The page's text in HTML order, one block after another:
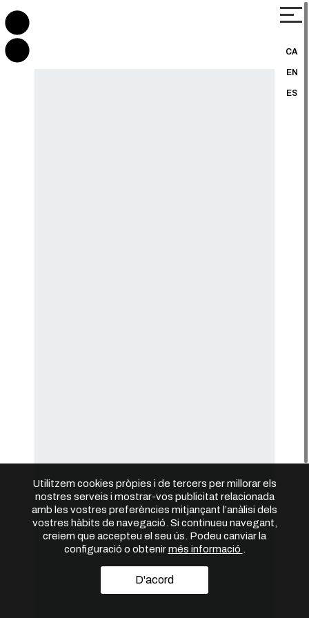
CA
EN
ES
Utilitzem cookies pròpies i de tercers per millorar els
nostres serveis i mostrar-vos publicitat relacionada
amb les vostres preferències mitjançant l’anàlisi dels
vostres hàbits de navegació. Si continueu navegant,
creiem que accepteu el seu ús. Podeu canviar la
configuració o obtenirmés informació
D'acord